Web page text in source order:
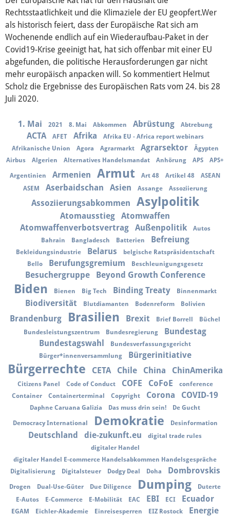
Über mich
Vor Ort
Kontakt
Reden
Presse
Mediathek
Rechtsstaatlichkeit und die Klimaziele der EU geopfert.Wer
als historisch feiert, dass der Europäische Rat sich am
Wochenende endlich auf ein Wiederaufbau-Paket in der
Covid19-Krise geeinigt hat, hat sich offenbar mit einer EU
abgefunden, die politische Herausforderungen gar nicht
mehr europäisch anpacken will. So kommentiert Helmut
Scholz die Ergebnisse des Europäischen Rats vom 24. bis 28
Juli 2020.
1. Mai 2021 8. Mai Abkommen Abrüstung Abtrebung
ACTA AFET Afrika
Afrika EU - Africa report webinars
Afrikanische Union
Agora Agrarmarkt Agrarsektor
Ägypten
Airbus
Algerien Alternatives Handelsmandat Anhörung APS APS+
Argentinien Armenien Armut Art 48 Artikel 48
ASEAN
ASEM
Aserbaidschan Asien Assange Assoziierung
Assoziierungsabkommen Asylpolitik
Atomausstieg
Atomwaffen
Atomwaffenverbotsvertrag
Außenpolitik
Autos
Bahrain
Bangladesch Batterien Befreiung
Bekleidungsindustrie Belarus
belgische Ratspräsidentschaft
Bello
Berufungsgremium Beschleunigungsgesetz
Besuchergruppe Beyond Growth Conference
Biden Bienen Big Tech Binding Treaty Binnenmarkt
Biodiversität Blutdiamanten Bodenreform Bolivien
Brandenburg Brasilien Brexit Brief Borrell
Büchel
Bundesleistungszentrum
Bundesregierung
Bundestag
Bundestagswahl
Bundesverfassungsgericht
Bürger*innenversammlung
Bürgerinitiative
Bürgerrechte CETA Chile China ChinAmerika
Citizens Panel Code of Conduct COFE CoFoE
conference
Container
Containerterminal Copyright Corona COVID-19
Daphne Caruana Galizia Das muss drin sein! De Gucht
Democracy International Demokratie Desinformation
Deutschland die-zukunft.eu
digital trade rules
digitaler Handel
digitaler Handel E-commerce Handelsabkommen Handelsgespräche
Digitalisierung
Digitalsteuer Dodgy Deal Doha Dombrovskis
Drogen Dual-Use-Güter Due Diligence Dumping
Duterte
E-Autos
E-Commerce E-Mobilität EAC EBI ECI Ecuador
EGAM Eichler-Akademie Einreisesperren EIZ Rostock
Energie